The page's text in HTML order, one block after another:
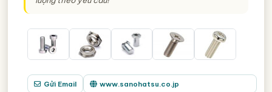
Gửi Email www.sanohatsu.co.jp